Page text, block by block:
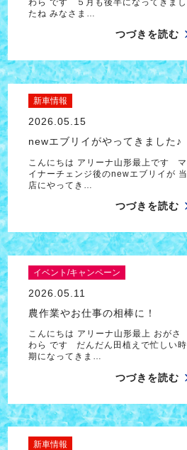
わら です ５月も後半になってきまし
たね みなさま…
つづきを読む
新車情報
2026.05.15
newエブリイがやってきました♪
こんにちは アリーナ山形最上です マ
イナーチェンジ後のnewエブリイが 当
店にやってき…
つづきを読む
イベント/キャンペーン
2026.05.11
農作業やお仕事の相棒に！
こんにちは アリーナ山形最上 おがさ
わら です だんだん田植えで忙しい時
期になってきま…
つづきを読む
新車情報